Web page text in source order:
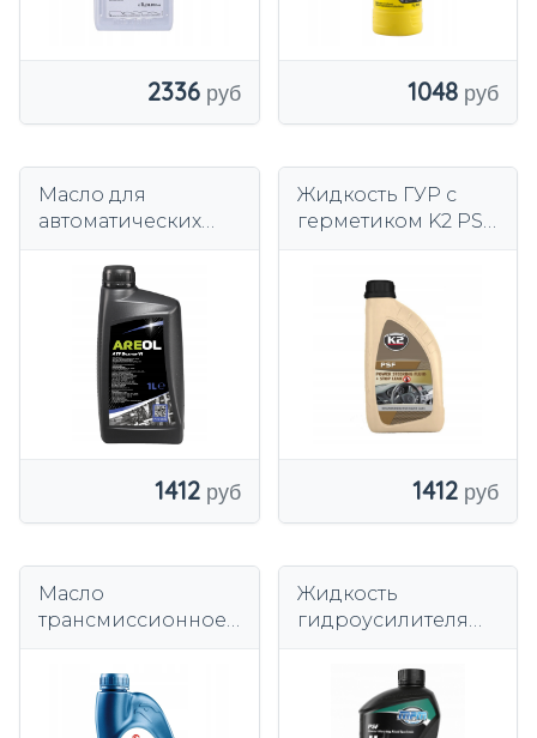
2336 1048
Масло для
автоматических
AREOL ATF Dexron
1412
Жидкость ГУР с
герметиком K2 PSF
1412
Масло
трансмиссионное
минеральное 1 л
Жидкость
гидроусилителя
1000 мл для Honda